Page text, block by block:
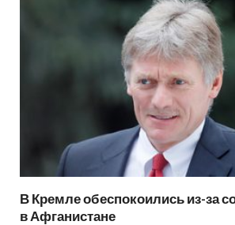
В Кремле обеспокоились из-за
в Афганистане